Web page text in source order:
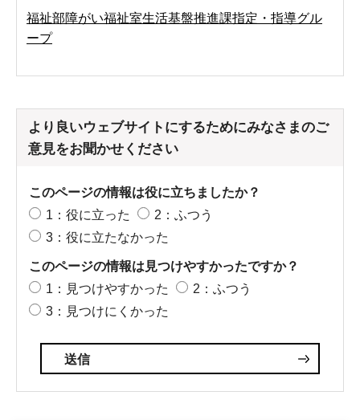
福祉部障がい福祉室生活基盤推進課指定・指導グル
ープ
より良いウェブサイトにするためにみなさまのご
意見をお聞かせください
このページの情報は役に立ちましたか？
1：役に立った
2：ふつう
3：役に立たなかった
このページの情報は見つけやすかったですか？
1：見つけやすかった
2：ふつう
3：見つけにくかった